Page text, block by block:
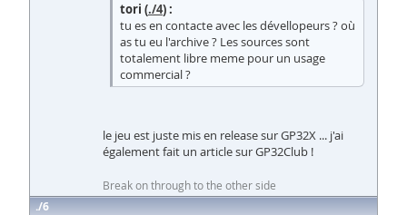
tori (./4) :
tu es en contacte avec les dévellopeurs ? où
as tu eu l'archive ? Les sources sont
totalement libre meme pour un usage
commercial ?
le jeu est juste mis en release sur GP32X ... j'ai
également fait un article sur GP32Club !
Break on through to the other side
6